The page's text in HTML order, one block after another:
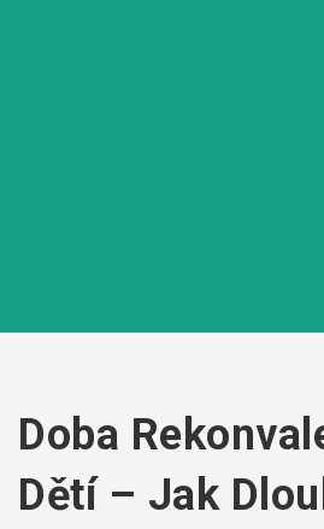
Doba
Dětí – Jak